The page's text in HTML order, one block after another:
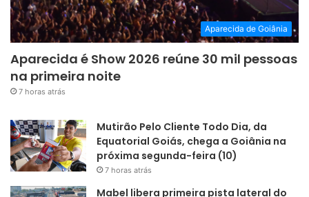
Aparecida de Goiânia
Aparecida é Show 2026 reúne 30 mil pessoas
na primeira noite
7 horas atrás
Mutirão Pelo Cliente Todo Dia, da
Equatorial Goiás, chega a Goiânia na
próxima segunda-feira (10)
7 horas atrás
Mabel libera primeira pista lateral do